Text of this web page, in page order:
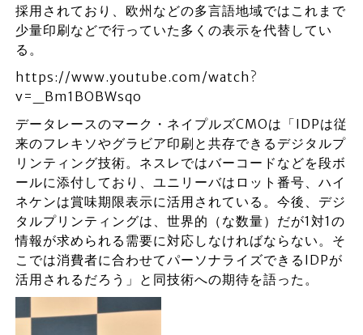
採用されており、欧州などの多言語地域ではこれまで
少量印刷などで行っていた多くの表示を代替してい
る。
https://www.youtube.com/watch?
v=_Bm1BOBWsqo
データレースのマーク・ネイプルズCMOは「IDPは従
来のフレキソやグラビア印刷と共存できるデジタルプ
リンティング技術。ネスレではバーコードなどを段ボ
ールに添付しており、ユニリーバはロット番号、ハイ
ネケンは賞味期限表示に活用されている。今後、デジ
タルプリンティングは、世界的（な数量）だが1対1の
情報が求められる需要に対応しなければならない。そ
こでは消費者に合わせてパーソナライズできるIDPが
活用されるだろう」と同技術への期待を語った。